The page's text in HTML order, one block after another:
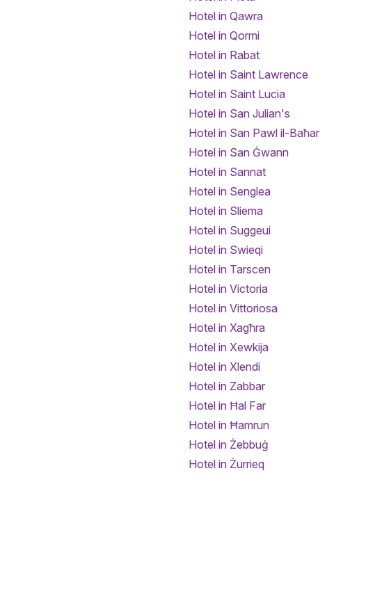
Hotel in Qawra
Hotel in Qormi
Hotel in Rabat
Hotel in Saint Lawrence
Hotel in Saint Lucia
Hotel in San Julian's
Hotel in San Pawl il-Baħar
Hotel in San Ġwann
Hotel in Sannat
Hotel in Senglea
Hotel in Sliema
Hotel in Suggeui
Hotel in Swieqi
Hotel in Tarscen
Hotel in Victoria
Hotel in Vittoriosa
Hotel in Xagħra
Hotel in Xewkija
Hotel in Xlendi
Hotel in Zabbar
Hotel in Ħal Far
Hotel in Ħamrun
Hotel in Żebbuġ
Hotel in Żurrieq